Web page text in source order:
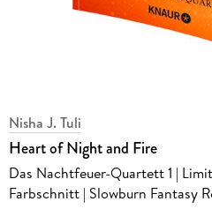
Nisha J. Tuli
Heart of Night and Fire
Das Nachtfeuer-Quartett 1 |
Farbschnitt | Slowburn Fantasy